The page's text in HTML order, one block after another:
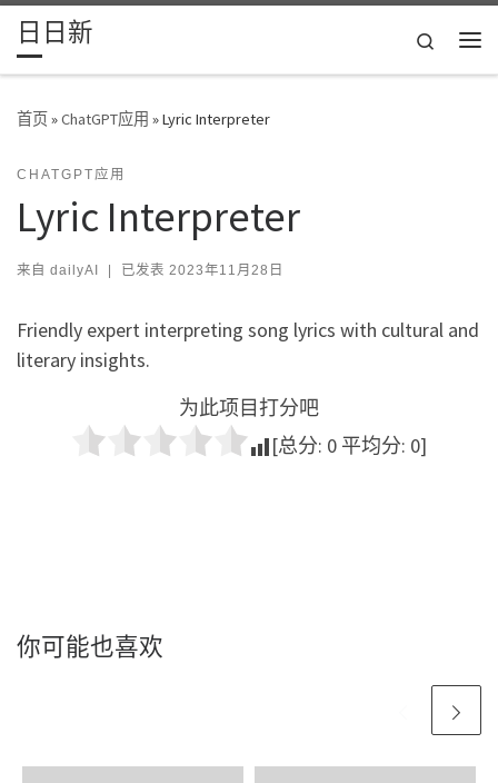
Skip to content
日日新
Search
首页»ChatGPT应用 »Lyric Interpreter
CHATGPT应用
Lyric Interpreter
来自 dailyAI | 已发表 2023年11月28日
Friendly expert interpreting song lyrics with cultural and
literary insights.
为此项目打分吧
[总分: 0 平均分: 0]
你可能也喜欢